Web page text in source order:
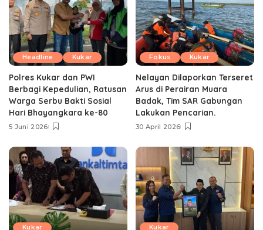
Headline Kukar
Polres Kukar dan PWI
Berbagi Kepedulian, Ratusan
Warga Serbu Bakti Sosial
Hari Bhayangkara ke-80
5 Juni 2026
Fokus Kukar
Nelayan Dilaporkan Terseret
Arus di Perairan Muara
Badak, Tim SAR Gabungan
Lakukan Pencarian.
30 April 2026
Kukar Kukar